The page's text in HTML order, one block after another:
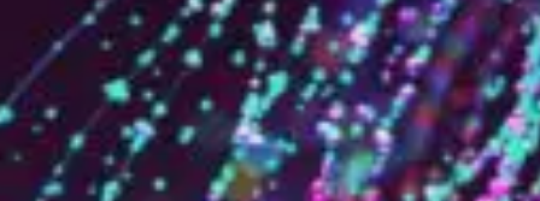
Nos distinctions
Réseau international
Nos partenaires